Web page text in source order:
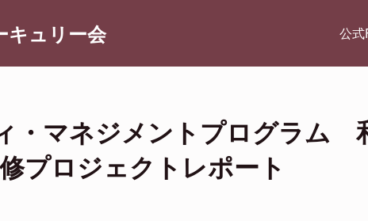
キュリー会 公
・マネジメントプログラム
プロジェクトレポート